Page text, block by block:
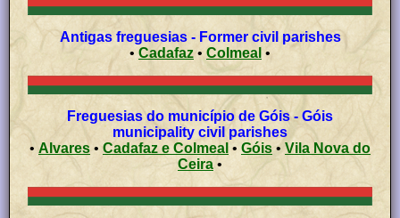
Antigas freguesias - Former civil parishes
• Cadafaz • Colmeal •
Freguesias do município de Góis - Góis
municipality civil parishes
• Alvares • Cadafaz e Colmeal • Góis • Vila Nova do
Ceira •